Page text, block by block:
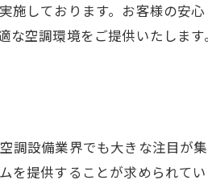
しております。お客様の安
空調環境をご提供いたします。
設備業界でも大きな注目が
提供することが求められて